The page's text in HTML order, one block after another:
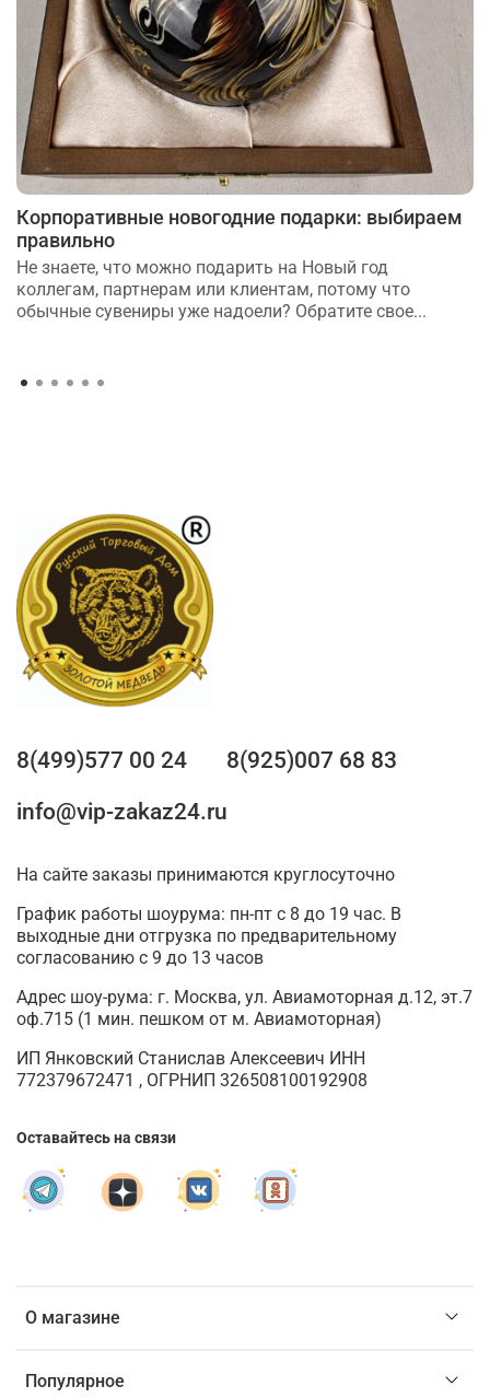
Корпоративные новогодние подарки: выбираем
правильно
Не знаете, что можно подарить на Новый год
коллегам, партнерам или клиентам, потому что
обычные сувениры уже надоели? Обратите свое...
О магазине
Популярное
8(499)577 00 24
8(925)007 68 83
info@vip-zakaz24.ru
На сайте заказы принимаются круглосуточно
График работы шоурума: пн-пт с 8 до 19 час. В
выходные дни отгрузка по предварительному
согласованию с 9 до 13 часов
Адрес шоу-рума: г. Москва, ул. Авиамоторная д.12, эт.7
оф.715 (1 мин. пешком от м. Авиамоторная)
ИП Янковский Станислав Алексеевич ИНН
772379672471 , ОГРНИП 326508100192908
Оставайтесь на связи